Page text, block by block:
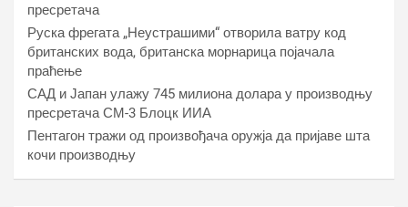
пресретача
Руска фрегата „Неустрашими“ отворила ватру код
британских вода, британска морнарица појачала
праћење
САД и Јапан улажу 745 милиона долара у производњу
пресретача СМ-3 Блоцк ИИА
Пентагон тражи од произвођача оружја да пријаве шта
кочи производњу